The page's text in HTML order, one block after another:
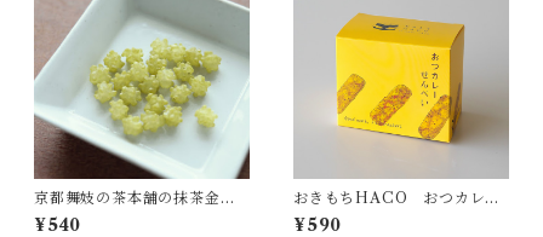
京都舞妓の茶本舗の抹茶金平
糖
¥540
おきもちHACO おつカレー
せんべい
¥590